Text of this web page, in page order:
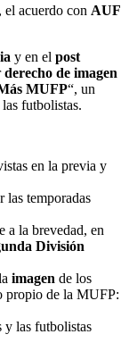
, el acuerdo con AUF
y en el post
derecho de imagen
MUFP“, un
futbolistas.
en la previa y
las temporadas
a la brevedad, en
División
imagen de los
propio de la MUFP:
y las futbolistas